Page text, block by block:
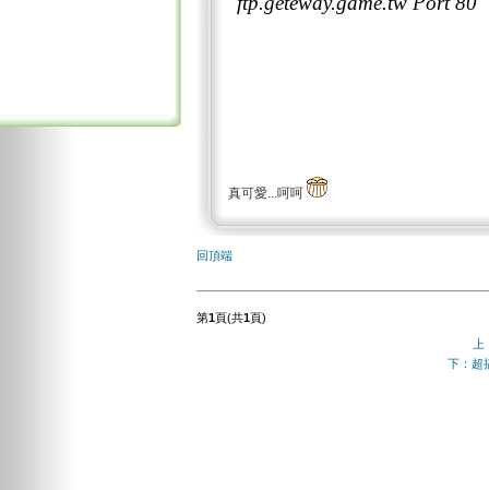
真可愛...呵呵
回頂端
第1頁(共1頁)
下：超